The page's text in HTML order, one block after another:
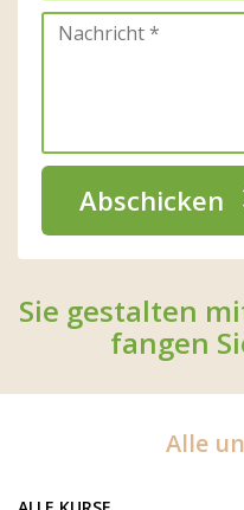
Abschicken
Sie gestalten
fangen
Alle